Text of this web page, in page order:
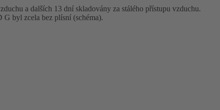
a dalších 13 dní skladovány za stálého přístupu vzduchu.
byl zcela bez plísní (schéma).